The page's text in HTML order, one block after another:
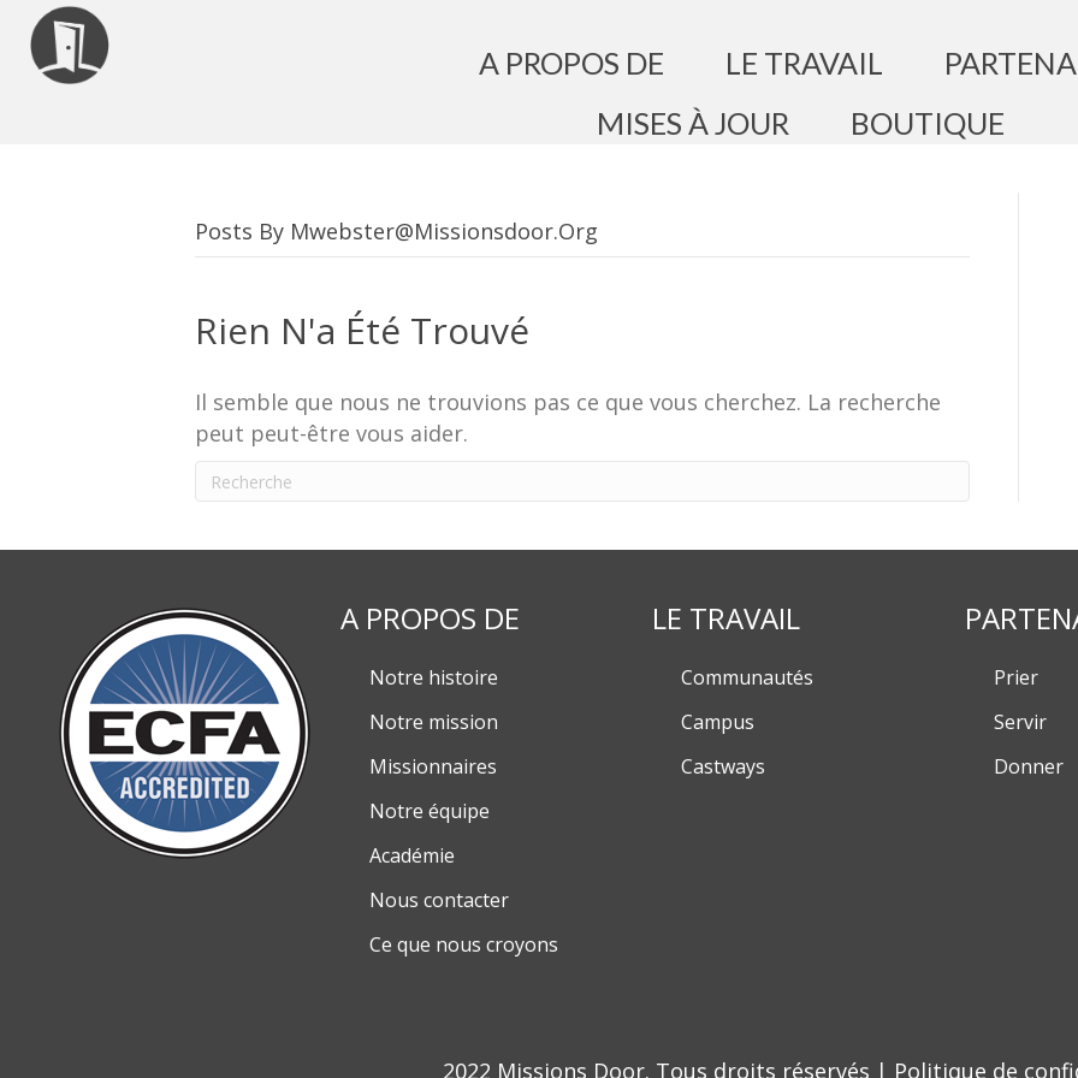
A PROPOS DE LE TRAVAIL
MISES À JOUR
BOUTIQUE
Posts By Mwebster@missionsdoor.org
Rien N'a Été Trouvé
Il semble que nous ne trouvions pas ce que vous cherchez. La recherche
peut peut-être vous aider.
A PROPOS DE
Notre histoire
Notre mission
Missionnaires
Notre équipe
Académie
Nous contacter
Ce que nous croyons
LE TRAVAIL
Communautés
Campus
Castways
Prier
Servir
Donner
2022 Missions Door. Tous droits réservés | Politique de